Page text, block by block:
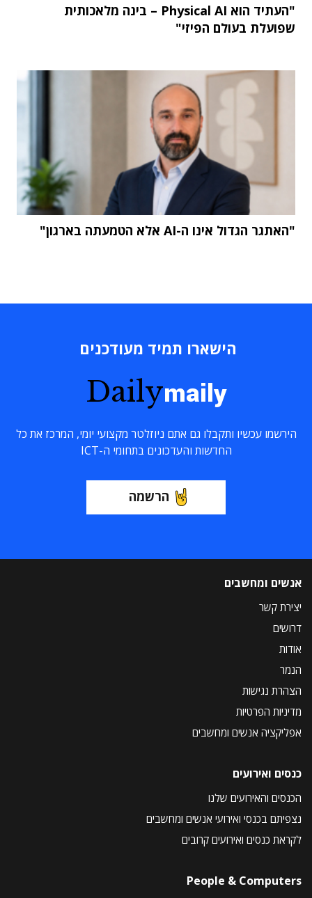
"העתיד הוא Physical AI – בינה מלאכותית
שפועלת בעולם הפיזי"
"האתגר הגדול אינו ה-AI אלא הטמעתה בארגון"
הישארו תמיד מעודכנים
Dailymaily
הירשמו עכשיו ותקבלו גם אתם ניוזלטר מקצועי יומי, המרכז את כל
החדשות והעדכונים בתחומי ה-ICT
הרשמה
אנשים ומחשבים
יצירת קשר
דרושים
אודות
הנמר
הצהרת נגישות
מדיניות הפרטיות
אפליקציה אנשים ומחשבים
כנסים ואירועים
הכנסים והאירועים שלנו
נצפיתם בכנסי ואירועי אנשים ומחשבים
לקראת כנסים ואירועים קרובים
People & Computers